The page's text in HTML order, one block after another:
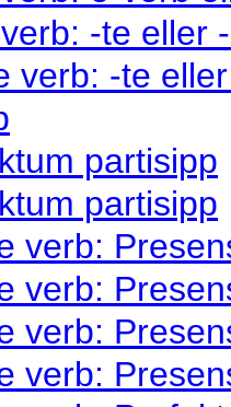
-te eller
verb: -te
partisipp
partisipp
verb:
verb:
verb:
verb: